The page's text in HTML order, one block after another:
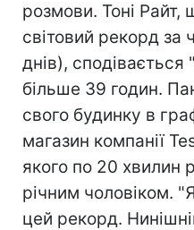
розмови. Тоні
світовий рекорд за
днів), сподівається
більше 39 годин.
свого будинку в
магазин компанії
якого по 20 хвилин
річним чоловіком.
цей рекорд.